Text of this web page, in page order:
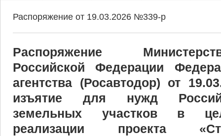
Распоряжение от 19.03.2026 №339-р
Распоряжение
Российской Федерации
агентства (Росавтодор) от
изъятие для нужд
земельных участков в
реализации проекта